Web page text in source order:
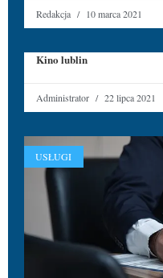
Redakcja 10 marca 2021
Kino lublin
Administrator 22 lipca 2021
USŁUGI